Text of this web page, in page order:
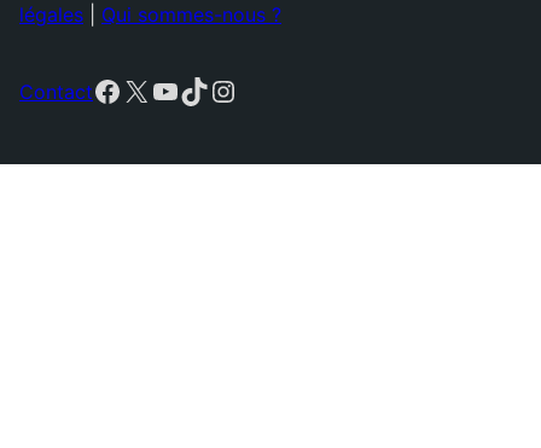
légales
Qui sommes-nous ?
ContactFacebook
X YouTube
TikTok
Instagram